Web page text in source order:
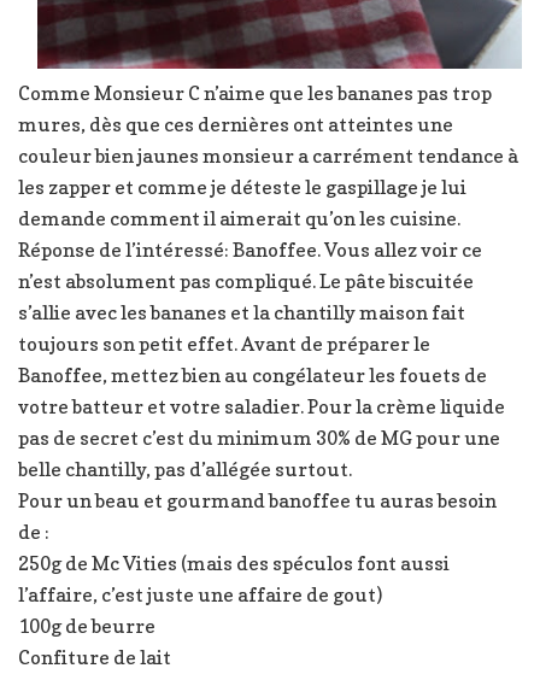
Comme Monsieur C n’aime que les bananes pas trop
mures, dès que ces dernières ont atteintes une
couleur bien jaunes monsieur a carrément tendance à
les zapper et comme je déteste le gaspillage je lui
demande comment il aimerait qu’on les cuisine.
Réponse de l’intéressé: Banoffee. Vous allez voir ce
n’est absolument pas compliqué. Le pâte biscuitée
s’allie avec les bananes et la chantilly maison fait
toujours son petit effet. Avant de préparer le
Banoffee, mettez bien au congélateur les fouets de
votre batteur et votre saladier. Pour la crème liquide
pas de secret c’est du minimum 30% de MG pour une
belle chantilly, pas d’allégée surtout.
Pour un beau et gourmand banoffee tu auras besoin
de :
250g de Mc Vities (mais des spéculos font aussi
l’affaire, c’est juste une affaire de gout)
100g de beurre
Confiture de lait